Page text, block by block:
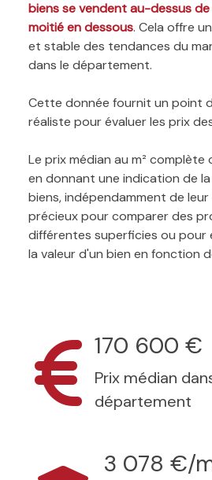
biens se vendent au-dessus
moitié en dessous. Cela offre
et stable des tendances du
dans le département.
Cette donnée fournit un point
réaliste pour évaluer les prix
Le prix médian au m²
en donnant une indication de
biens, indépendamment de
précieux pour comparer des
différentes superficies ou pour
la valeur d'un bien en fonction
170 600 €
Prix médian
département
3 078 €/